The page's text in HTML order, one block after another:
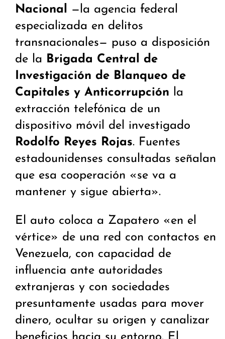
Nacional —la agencia federal
especializada en delitos
transnacionales— puso a disposición
de la Brigada Central de
Investigación de Blanqueo de
Capitales y Anticorrupción la
extracción telefónica de un
dispositivo móvil del investigado
Rodolfo Reyes Rojas. Fuentes
estadounidenses consultadas señalan
que esa cooperación «se va a
mantener y sigue abierta».
El auto coloca a Zapatero «en el
vértice» de una red con contactos en
Venezuela, con capacidad de
influencia ante autoridades
extranjeras y con sociedades
presuntamente usadas para mover
dinero, ocultar su origen y canalizar